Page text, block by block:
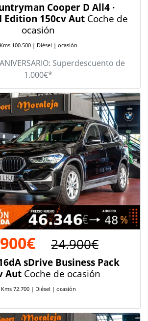
Cooper D All4 ·
150cv AutCoche de
ocasión
Kms 100.500 | Diésel | ocasión
Superdescuento de
1.000€*
24.900€
sDrive Business Pack
AutCoche de ocasión
Kms 72.700 | Diésel | ocasión